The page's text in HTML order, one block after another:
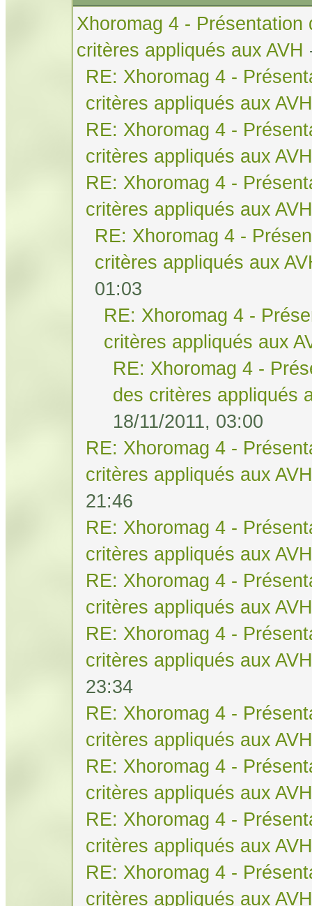
Xhoromag 4 -
critères appliqués aux AVH
RE: Xhoromag 4 -
critères appliqués aux AVH
RE: Xhoromag 4 -
critères appliqués aux AVH
RE: Xhoromag 4 -
critères appliqués aux AVH
RE: Xhoromag 4 -
critères appliqués aux
01:03
RE: Xhoromag 4 -
critères appliqués aux
RE: Xhoromag 4 -
des critères appliqués
18/11/2011, 03:00
RE: Xhoromag 4 -
critères appliqués aux AVH
21:46
RE: Xhoromag 4 -
critères appliqués aux AVH
RE: Xhoromag 4 -
critères appliqués aux AVH
RE: Xhoromag 4 -
critères appliqués aux AVH
23:34
RE: Xhoromag 4 -
critères appliqués aux AVH
RE: Xhoromag 4 -
critères appliqués aux AVH
RE: Xhoromag 4 -
critères appliqués aux AVH
RE: Xhoromag 4 -
critères appliqués aux AVH